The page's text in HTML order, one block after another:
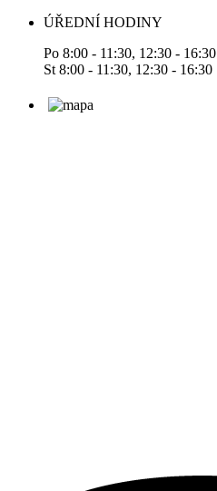
ÚŘEDNÍ HODINY
Po 8:00 - 11:30, 12:30 - 16:30
St 8:00 - 11:30, 12:30 - 16:30